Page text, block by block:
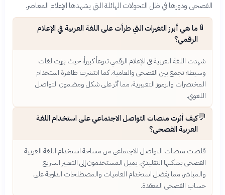
الفصحى ودورها في ظل التحولات الهائلة التي يشهدها الإعلام المعاصر.
📱 ما هي أبرز التغيرات التي طرأت على اللغة العربية في الإعلام
الرقمي؟
شهدت اللغة العربية في الإعلام الرقمي تنوعاً كبيراً، حيث برزت لغات
وسيطة تجمع بين الفصحى والعامية. كما انتشرت ظاهرة استخدام
المختصرات والرموز التعبيرية، مما أثر على شكل ومضمون التواصل
اللغوي.
💬كيف أثرت منصات التواصل الاجتماعي على استخدام اللغة
العربية الفصحى؟
قلصت منصات التواصل الاجتماعي من مساحة استخدام اللغة العربية
الفصحى بشكلها التقليدي. يميل المستخدمون إلى التعبير السريع
والمباشر، مما يفضل استخدام العاميات والمصطلحات الدارجة على
حساب الفصحى المعقدة.